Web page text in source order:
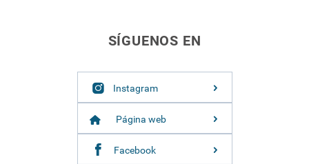
SÍGUENOS EN
Instagram
Página web
Facebook